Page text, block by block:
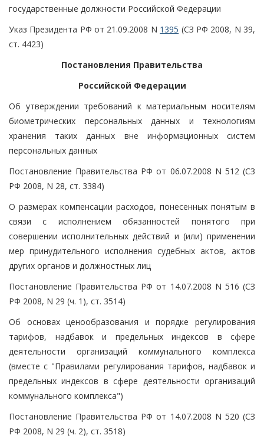
государственные должности Российской Федерации
Указ Президента РФ от 21.09.2008 N 1395 (СЗ РФ 2008, N 39,
ст. 4423)
Постановления Правительства
Российской Федерации
Об утверждении требований к материальным носителям
биометрических персональных данных и технологиям
хранения таких данных вне информационных систем
персональных данных
Постановление Правительства РФ от 06.07.2008 N 512 (СЗ
РФ 2008, N 28, ст. 3384)
О размерах компенсации расходов, понесенных понятым в
связи с исполнением обязанностей понятого при
совершении исполнительных действий и (или) применении
мер принудительного исполнения судебных актов, актов
других органов и должностных лиц
Постановление Правительства РФ от 14.07.2008 N 516 (СЗ
РФ 2008, N 29 (ч. 1), ст. 3514)
Об основах ценообразования и порядке регулирования
тарифов, надбавок и предельных индексов в сфере
деятельности организаций коммунального комплекса
(вместе с "Правилами регулирования тарифов, надбавок и
предельных индексов в сфере деятельности организаций
коммунального комплекса")
Постановление Правительства РФ от 14.07.2008 N 520 (СЗ
РФ 2008, N 29 (ч. 2), ст. 3518)